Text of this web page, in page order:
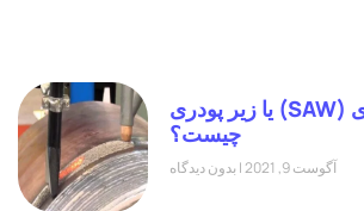
جوشکاری (SAW) یا زیر پودری
چیست؟
آگوست 9, 2021 بدون دیدگاه